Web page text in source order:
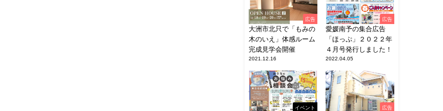
広告
大洲市北只で「もみの
木のいえ」体感ルーム
完成見学会開催
2021.12.16
広告
愛媛南予の集合広告
「ほっぷ」２０２２年
４月号発行しました！
2022.04.05
イベント 広告